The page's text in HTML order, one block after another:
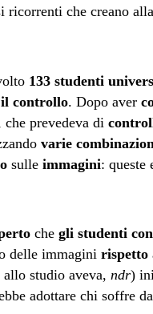
che creano
133 studenti
controllo. Dopo aver
che prevedeva di
varie
sulle immagini: queste
che gli studenti
delle immagini rispetto
studio aveva, ndr)
adottare chi soffre